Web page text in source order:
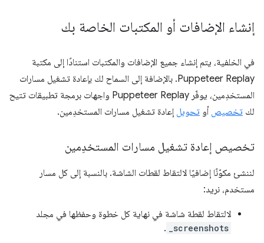
إنشاء الإضافات أو المكتبات الخاصة بك
في الخلفية، يتم إنشاء جميع الإضافات والمكتبات استنادًا إلى مكتبة
Puppeteer Replay. بالإضافة إلى السماح لك بإعادة تشغيل مسارات
المستخدِمين، يوفّر Puppeteer Replay واجهات برمجة تطبيقات تتيح
لك تخصيص أو تحويل إعادة تشغيل مسارات المستخدِمين.
تخصيص إعادة تشغيل مسارات المستخدِمين
لننشئ مكوّنًا إضافيًا لالتقاط لقطات الشاشة. بالنسبة إلى كل مسار
مستخدم، نريد:
لالتقاط لقطة شاشة في نهاية كل خطوة وحفظها في مجلد
_screenshots
.